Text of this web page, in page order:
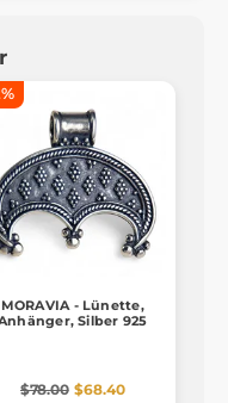
MORAVIA - Lünette,
Silber 925
$78.00 $68.40